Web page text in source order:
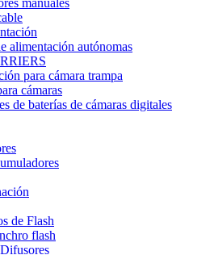
manuales
alimentación autónomas
para cámara trampa
cámaras
de baterías de cámaras digitales
de Flash
flash